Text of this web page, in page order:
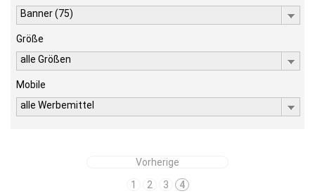
Banner (75)
Größe
alle Größen
Mobile
alle Werbemittel
Vorherige
1
2 3 4